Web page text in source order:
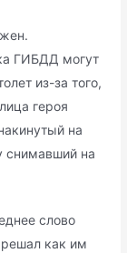
ГИБДД могут
из-за того,
героя
на
снимавший на
слово
как им